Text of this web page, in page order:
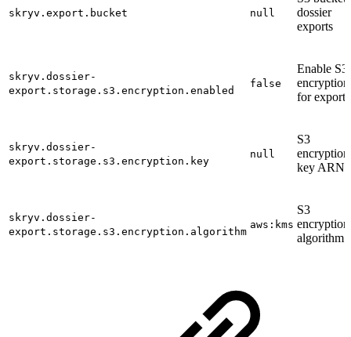
skryv.export.bucket null
dossier
exports
skryv.dossier-
export.storage.s3.encryption.enabled
false
Enable S3
encryption
for exports
skryv.dossier-
export.storage.s3.encryption.key
null
S3
encryption
key ARN
skryv.dossier-
export.storage.s3.encryption.algorithm
aws:kms
S3
encryption
algorithm